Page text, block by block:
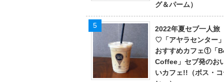
グ＆パーム）
2022年夏セブ一人旅
♡「アヤラセンター
おすすめカフェ①「
Coffee」セブ発のお
いカフェ!!（ボス・